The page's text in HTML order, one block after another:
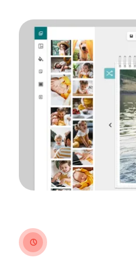
clock